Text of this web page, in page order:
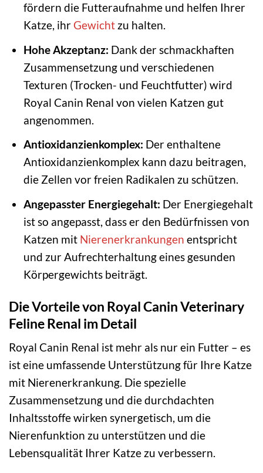
fördern die Futteraufnahme und helfen Ihrer
Katze, ihr Gewichtzu halten.
Hohe Akzeptanz: Dank der schmackhaften
Zusammensetzung und verschiedenen
Texturen (Trocken- und Feuchtfutter) wird
Royal Canin Renal von vielen Katzen gut
angenommen.
Antioxidanzienkomplex: Der enthaltene
Antioxidanzienkomplex kann dazu beitragen,
die Zellen vor freien Radikalen zu schützen.
Angepasster Energiegehalt: Der Energiegehalt
ist so angepasst, dass er den Bedürfnissen von
Katzen mit Nierenerkrankungen entspricht
und zur Aufrechterhaltung eines gesunden
Körpergewichts beiträgt.
Die Vorteile von Royal Canin Veterinary
Feline Renal im Detail
Royal Canin Renal ist mehr als nur ein Futter – es
ist eine umfassende Unterstützung für Ihre Katze
mit Nierenerkrankung. Die spezielle
Zusammensetzung und die durchdachten
Inhaltsstoffe wirken synergetisch, um die
Nierenfunktion zu unterstützen und die
Lebensqualität Ihrer Katze zu verbessern.